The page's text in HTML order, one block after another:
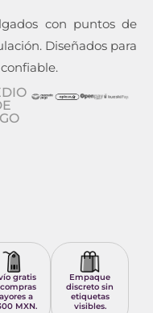
con puntos de
Diseñados para
gratis
a
MXN.
Empaque
discreto sin
etiquetas
visibles.